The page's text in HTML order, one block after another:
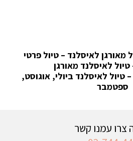
מאורגן לאיסלנד – טיול פרטי
לאיסלנד מאורגן
טיול לאיסלנד ביולי, אוגוסט,
ספטמבר
עמנו קשר